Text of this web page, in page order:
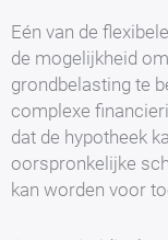
Eén van de
de mogelijkheid
grondbelasting te
complexe
dat de hypotheek
oorspronkelijke
kan worden voor